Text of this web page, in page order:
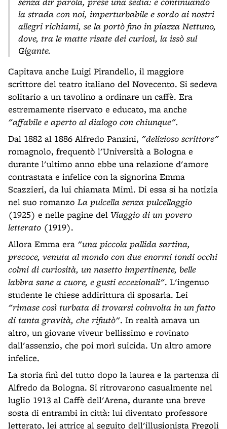
la strada con noi, imperturbabile e sordo ai nostri
allegri richiami, se la portò fino in piazza Nettuno,
dove, tra le matte risate dei curiosi, la issò sul
Gigante.
Capitava anche Luigi Pirandello, il maggiore
scrittore del teatro italiano del Novecento. Si sedeva
solitario a un tavolino a ordinare un caffè. Era
estremamente riservato e educato, ma anche
"affabile e aperto al dialogo con chiunque".
Dal 1882 al 1886 Alfredo Panzini, "delizioso scrittore"
romagnolo, frequentò l'Università a Bologna e
durante l'ultimo anno ebbe una relazione d'amore
contrastata e infelice con la signorina Emma
Scazzieri, da lui chiamata Mimì. Di essa si ha notizia
nel suo romanzo La pulcella senza pulcellaggio
(1925) e nelle pagine del Viaggio di un povero
letterato (1919).
Allora Emma era "una piccola pallida sartina,
precoce, venuta al mondo con due enormi tondi occhi
colmi di curiosità, un nasetto impertinente, belle
labbra sane a cuore, e gusti eccezionali". L'ingenuo
studente le chiese addirittura di sposarla. Lei
"rimase così turbata di trovarsi coinvolta in un fatto
di tanta gravità, che rifiutò". In realtà amava un
altro, un giovane viveur bellissimo e rovinato
dall'assenzio, che poi morì suicida. Un altro amore
infelice.
La storia finì del tutto dopo la laurea e la partenza di
Alfredo da Bologna. Si ritrovarono casualmente nel
luglio 1913 al Caffè dell'Arena, durante una breve
sosta di entrambi in città: lui diventato professore
letterato, lei attrice al seguito dell'illusionista Fregoli